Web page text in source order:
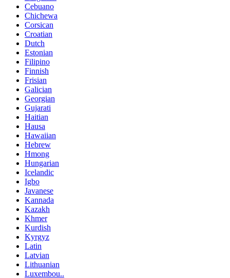
Cebuano
Chichewa
Corsican
Croatian
Dutch
Estonian
Filipino
Finnish
Frisian
Galician
Georgian
Gujarati
Haitian
Hausa
Hawaiian
Hebrew
Hmong
Hungarian
Icelandic
Igbo
Javanese
Kannada
Kazakh
Khmer
Kurdish
Kyrgyz
Latin
Latvian
Lithuanian
Luxembou..